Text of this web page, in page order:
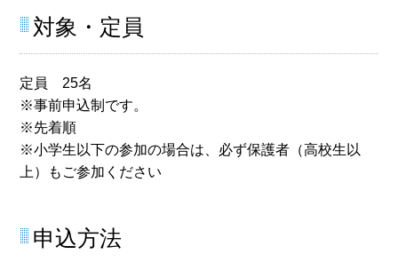
対象・定員
定員 25名
※事前申込制です。
※先着順
※小学生以下の参加の場合は、必ず保護者（高校生以
上）もご参加ください
申込方法